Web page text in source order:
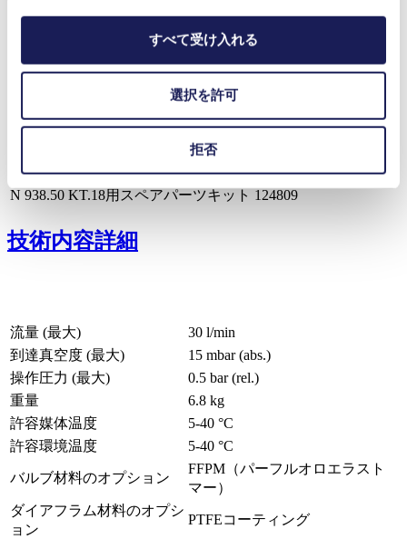
すべて受け入れる
選択を許可
拒否
アクセサリー
サイレンサー/フィルター（排気側のみ）
ホースコネクタ PVDF
112004
ファインコントロールバルブ(吸気側)
スペアパーツ
型番
N 938.50 KT.18用スペアパーツキット 124809
技術内容詳細
流量 (最大)
30 l/min
到達真空度 (最大)
15 mbar (abs.)
操作圧力 (最大)
0.5 bar (rel.)
重量
6.8 kg
許容媒体温度
5-40 °C
許容環境温度
5-40 °C
バルブ材料のオプション
FFPM（パーフルオロエラスト
マー）
ダイアフラム材料のオプシ
ョン
PTFEコーティング